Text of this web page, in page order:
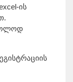
ის